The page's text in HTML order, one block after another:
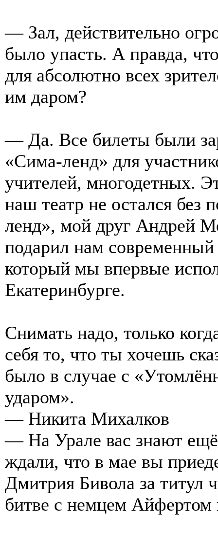
— Зал, действительно
было упасть. А правда,
для абсолютно всех
им даром?
— Да. Все билеты были
«Сима-ленд» для
учителей, многодетных.
наш театр не остался без
ленд», мой друг Андрей
подарил нам
который мы впервые
Екатеринбурге.
Снимать надо, только
себя то, что ты хочешь
было в случае с
ударом».
— Никита Михалков
— На Урале вас знают
ждали, что в мае вы
Дмитрия Бивола за титул
битве с немцем Айфертом